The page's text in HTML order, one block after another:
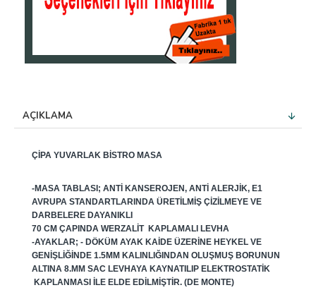
AÇIKLAMA
ÇIPA YUVARLAK BISTRO MASA
-MASA TABLASI; ANTI KANSEROJEN, ANTI ALERJIK, E1
AVRUPA STANDARTLARINDA ÜRETILMIŞ ÇIZILMEYE VE
DARBELERE DAYANIKLI
70 CM ÇAPINDA WERZALIT KAPLAMALI LEVHA
-AYAKLAR; - DÖKÜM AYAK KAIDE ÜZERINE HEYKEL VE
GENIŞLIĞINDE 1.5MM KALINLIĞINDAN OLUŞMUŞ BORUNUN
ALTINA 8.MM SAC LEVHAYA KAYNATILIP ELEKTROSTATIK
KAPLANMASI ILE ELDE EDILMIŞTIR. (DE MONTE)